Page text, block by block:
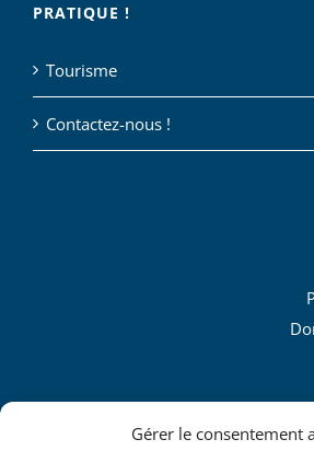
Gérer le consentement
PRATIQUE !
Tourisme
Contactez-nous !